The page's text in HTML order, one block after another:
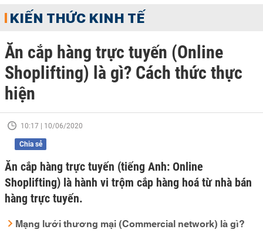
KIẾN THỨC KINH TẾ
Ăn cắp hàng trực tuyến (Online
Shoplifting) là gì? Cách thức thực
hiện
10:17 | 10/06/2020
Chia sẻ
Ăn cắp hàng trực tuyến (tiếng Anh: Online
Shoplifting) là hành vi trộm cắp hàng hoá từ nhà bán
hàng trực tuyến.
Mạng lưới thương mại (Commercial network) là gì?